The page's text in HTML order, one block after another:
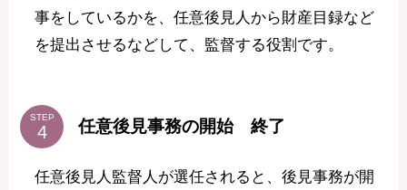
事をしているかを、任意後見人から財産目録など
を提出させるなどして、監督する役割です。
STEP 任意後見事務の開始 終了
任意後見人監督人が選任されると、後見事務が開